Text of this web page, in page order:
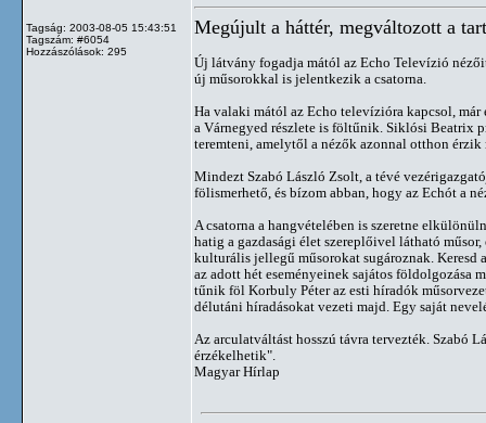
Tagság: 2003-08-05 15:43:51
Tagszám: #6054
Hozzászólások: 295
Megújult a háttér, megváltozott a
Új látvány fogadja mától az Echo Televízió
új műsorokkal is jelentkezik a csatorna.
Ha valaki mától az Echo televízióra kapcsol,
a Várnegyed részlete is föltűnik. Siklósi Beatrix
teremteni, amelytől a nézők azonnal otthon
Mindezt Szabó László Zsolt, a tévé
fölismerhető, és bízom abban, hogy az Echót a
A csatorna a hangvételében is szeretne
hatig a gazdasági élet szereplőivel látható
kulturális jellegű műsorokat sugároznak. Keresd
az adott hét eseményeinek sajátos földolgozása
tűnik föl Korbuly Péter az esti híradók
délutáni híradásokat vezeti majd. Egy saját
Az arculatváltást hosszú távra tervezték. Szabó
érzékelhetik".
Magyar Hírlap